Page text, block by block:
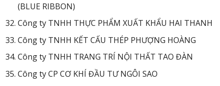
(BLUE RIBBON)
Công ty TNHH THỰC PHẨM XUẤT KHẨU HAI THANH
Công ty TNHH KẾT CẤU THÉP PHƯỢNG HOÀNG
Công ty TNHH TRANG TRÍ NỘI THẤT TAO ĐÀN
Công ty CP CƠ KHÍ ĐẦU TƯ NGÔI SAO